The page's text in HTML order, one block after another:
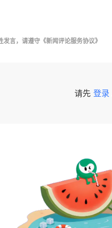
发言，请遵守 《新闻评论服务协议》
请先 登录